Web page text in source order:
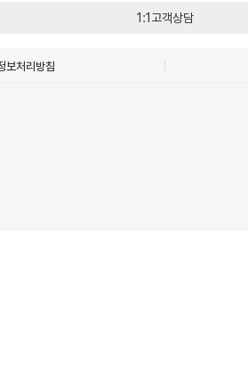
1:1고객상담
보처리방침